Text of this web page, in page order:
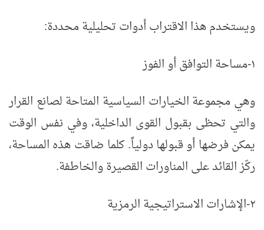
ويستخدم هذا الاقتراب أدوات تحليلية محددة:
١- مساحة التوافق أو الفوز
وهي مجموعة الخيارات السياسية المتاحة لصانع القرار
والتي تحظى بقبول القوى الداخلية، وفي نفس الوقت
يمكن فرضها أو قبولها دولياً. كلما ضاقت هذه المساحة،
ركّز القائد على المناورات القصيرة والخاطفة.
٢- الإشارات الاستراتيجية الرمزية